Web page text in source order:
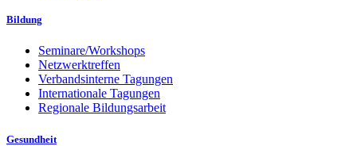
Bildung
Seminare/Workshops
Netzwerktreffen
Verbandsinterne Tagungen
Internationale Tagungen
Regionale Bildungsarbeit
Gesundheit